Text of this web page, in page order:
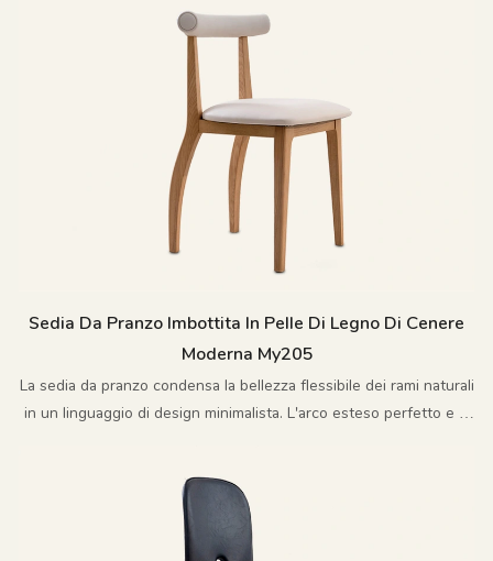
unica e vibrante.
Sedia Da Pranzo Imbottita In Pelle Di Legno Di Cenere
Moderna My205
La sedia da pranzo condensa la bellezza flessibile dei rami naturali
in un linguaggio di design minimalista. L'arco esteso perfetto e la